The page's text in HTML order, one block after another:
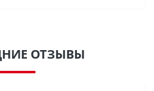
ОТЗЫВЫ